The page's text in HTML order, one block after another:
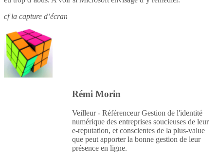
cf la capture d’écran
Rémi Morin
Veilleur - Référenceur Gestion de l'identité
numérique des entreprises soucieuses de leur
e-reputation, et conscientes de la plus-value
que peut apporter la bonne gestion de leur
présence en ligne.